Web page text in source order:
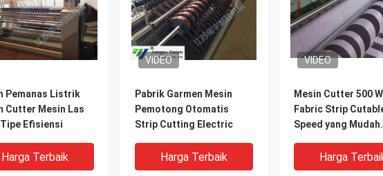
Pemanas Listrik
Cutter Mesin Las
Efisiensi
Harga Terbaik
VIDEO
Pabrik Garmen Mesin
Pemotong Otomatis
Strip Cutting Electric
Harga Terbaik
VIDEO
Mesin Cutter 500
Fabric Strip
Speed ​​yang Mudah
Harga